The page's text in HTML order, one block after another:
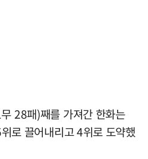
28패)째를 가져간 한화는
로 끌어내리고 4위로 도약했